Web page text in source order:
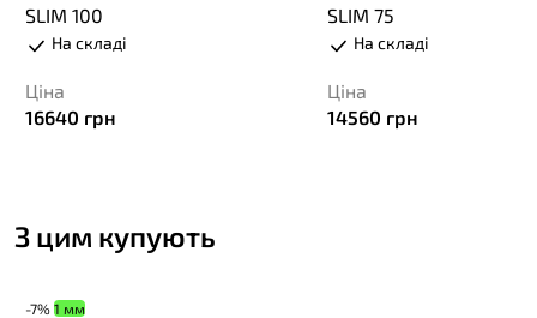
SLIM 100
На складі
Ціна
16640 грн
SLIM 75
На складі
Ціна
14560 грн
З цим купують
-7% 1 мм